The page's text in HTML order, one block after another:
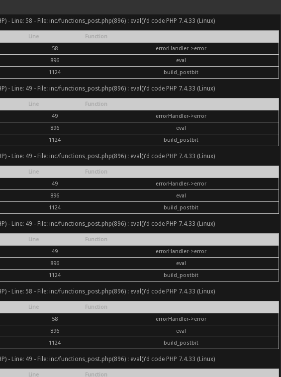
Line: 58 - File: inc/functions_post.php(896) : eval()'d code PHP 7.4.33 (Linux)
Line
Function
58
errorHandler->error
896
eval
1124 build_postbit
Line: 49 - File: inc/functions_post.php(896) : eval()'d code PHP 7.4.33 (Linux)
Line
Function
49
errorHandler->error
896
eval
1124 build_postbit
Line: 49 - File: inc/functions_post.php(896) : eval()'d code PHP 7.4.33 (Linux)
Line
Function
49
errorHandler->error
896
eval
1124 build_postbit
Line: 49 - File: inc/functions_post.php(896) : eval()'d code PHP 7.4.33 (Linux)
Line
Function
49
errorHandler->error
896
eval
1124 build_postbit
Line: 58 - File: inc/functions_post.php(896) : eval()'d code PHP 7.4.33 (Linux)
Line
Function
58
errorHandler->error
896
eval
1124 build_postbit
Line: 49 - File: inc/functions_post.php(896) : eval()'d code PHP 7.4.33 (Linux)
Line
Function